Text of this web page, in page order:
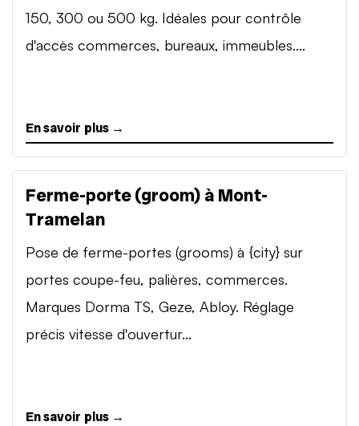
150, 300 ou 500 kg. Idéales pour contrôle
d'accès commerces, bureaux, immeubles....
En savoir plus →
Ferme-porte (groom) à Mont-
Tramelan
Pose de ferme-portes (grooms) à {city} sur
portes coupe-feu, palières, commerces.
Marques Dorma TS, Geze, Abloy. Réglage
précis vitesse d'ouvertur...
En savoir plus →